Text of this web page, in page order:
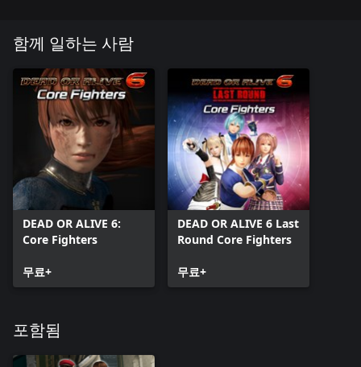
함께 일하는 사람
DEAD OR ALIVE 6:
Core Fighters
무료+
DEAD OR ALIVE 6 Last
Round Core Fighters
무료+
포함됨